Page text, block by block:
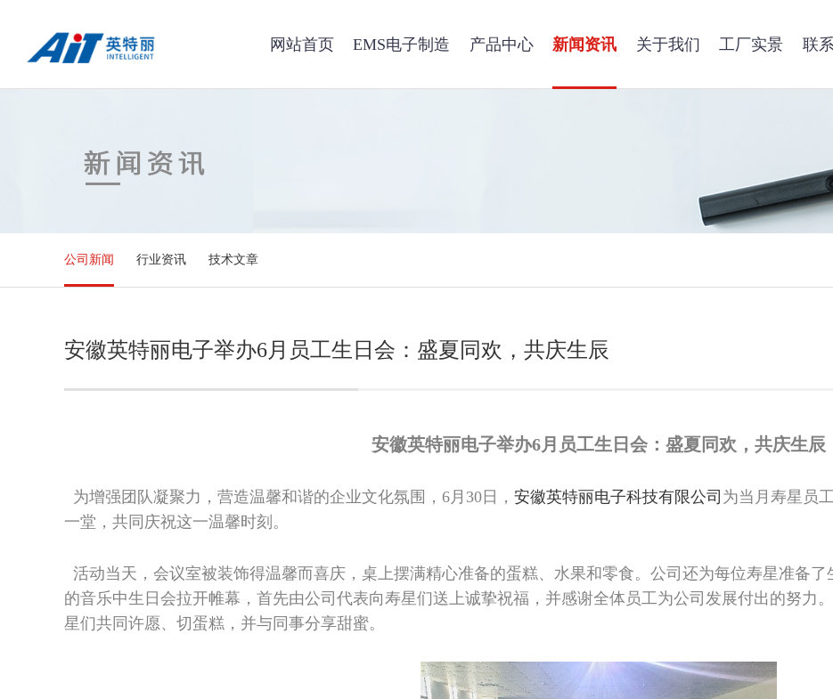
网站首页 EMS电子制造 产品中心 新闻资讯 关于我们 工厂实景 联
公司新闻 行业资讯 技术文章
安徽英特丽电子举办6月员工生日会：盛夏同欢，共庆生辰
安徽英特丽电子举办6月员工生日会：盛夏同欢，共庆生辰
为增强团队凝聚力，营造温馨和谐的企业文化氛围，6月30日， 安徽英特丽电子科技有限公司 为当月寿星员
一堂，共同庆祝这一温馨时刻。
活动当天，会议室被装饰得温馨而喜庆，桌上摆满精心准备的蛋糕、水果和零食。公司还为每位寿星准备
的音乐中生日会拉开帷幕，首先由公司代表向寿星们送上诚挚祝福，并感谢全体员工为公司发展付出的努力
星们共同许愿、切蛋糕，并与同事分享甜蜜。